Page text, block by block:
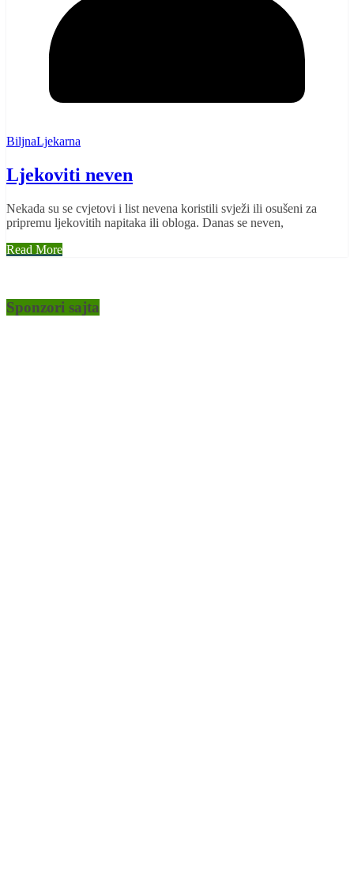
BiljnaLjekarna
Ljekoviti neven
Nekada su se cvjetovi i list nevena koristili svježi ili osušeni za
pripremu ljekovitih napitaka ili obloga. Danas se neven,
Read More
Sponzori sajta